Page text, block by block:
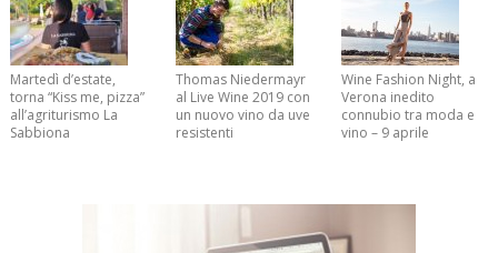
Martedì d’estate,
torna “Kiss me, pizza”
all’agriturismo La
Sabbiona
Thomas Niedermayr
al Live Wine 2019 con
un nuovo vino da uve
resistenti
Wine Fashion Night, a
Verona inedito
connubio tra moda e
vino – 9 aprile